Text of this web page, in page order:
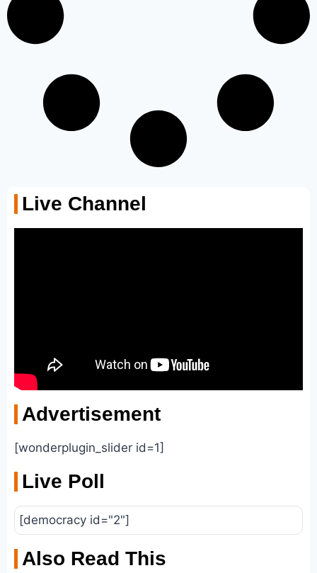
Live Channel
Advertisement
[wonderplugin_slider id=1]
Live Poll
[democracy id="2"]
Also Read This